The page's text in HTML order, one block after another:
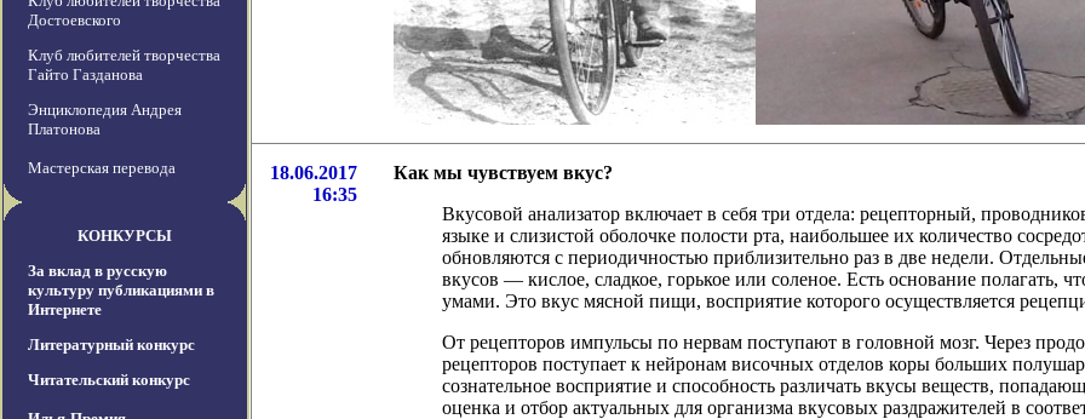
Достоевского
Клуб любителей творчества
Гайто Газданова
Энциклопедия Андрея
Платонова
Мастерская перевода
КОНКУРСЫ
За вклад в русскую
культуру публикациями в
Интернете
Литературный конкурс
Читательский конкурс
18.06.2017
16:35
Как мы чувствуем вкус?
Вкусовой анализатор включает в себя три отдела: рецепторный,
языке и слизистой оболочке полости рта, наибольшее их количество
обновляются с периодичностью приблизительно раз в две недели.
вкусов — кислое, сладкое, горькое или соленое. Есть основание полагать,
умами. Это вкус мясной пищи, восприятие которого осуществляется
От рецепторов импульсы по нервам поступают в головной мозг. Через
рецепторов поступает к нейронам височных отделов коры больших
сознательное восприятие и способность различать вкусы веществ,
оценка и отбор актуальных для организма вкусовых раздражителей в